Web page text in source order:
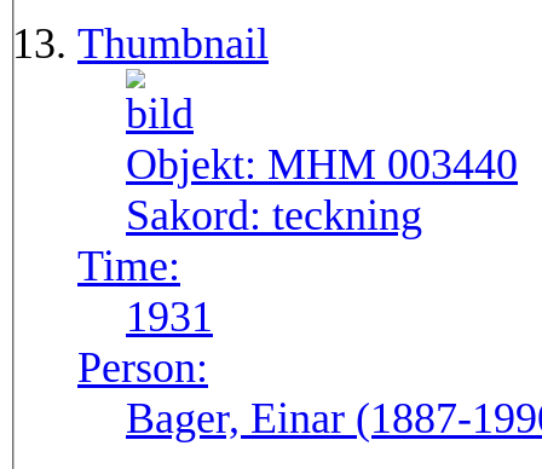
Thumbnail
Objekt: MHM 003440
Sakord: teckning
Time:
1931
Person:
Bager, Einar (1887-